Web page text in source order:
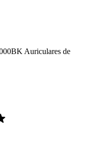
Auriculares de